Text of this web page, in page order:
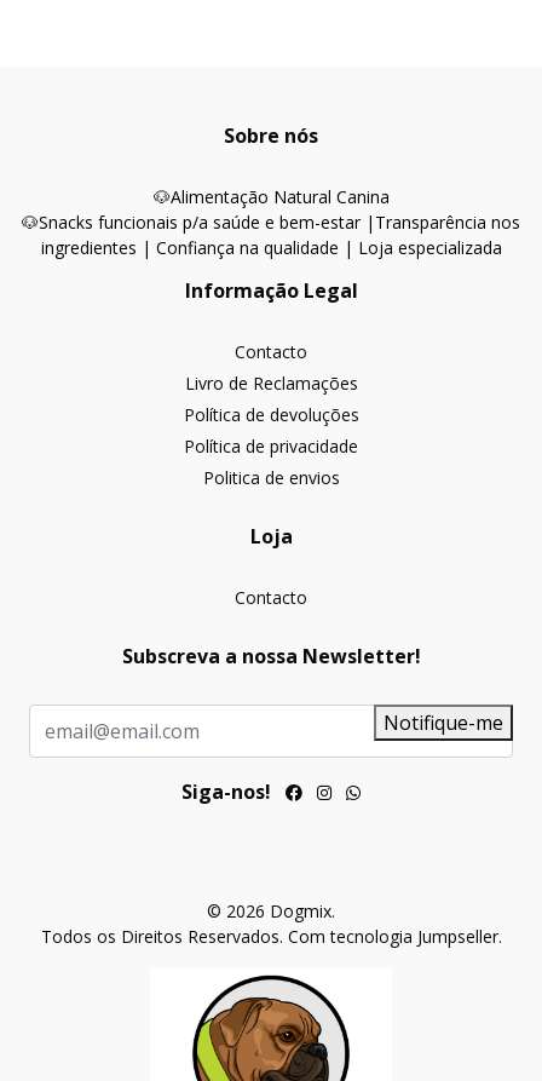
Sobre nós
🐶Alimentação Natural Canina
🐶Snacks funcionais p/a saúde e bem-estar | Transparência nos
ingredientes | Confiança na qualidade | Loja especializada
Informação Legal
Contacto
Livro de Reclamações
Política de devoluções
Política de privacidade
Politica de envios
Loja
Contacto
Subscreva a nossa Newsletter!
Notifique-me
Siga-nos!
© 2026 Dogmix.
Todos os Direitos Reservados. Com tecnologia Jumpseller.